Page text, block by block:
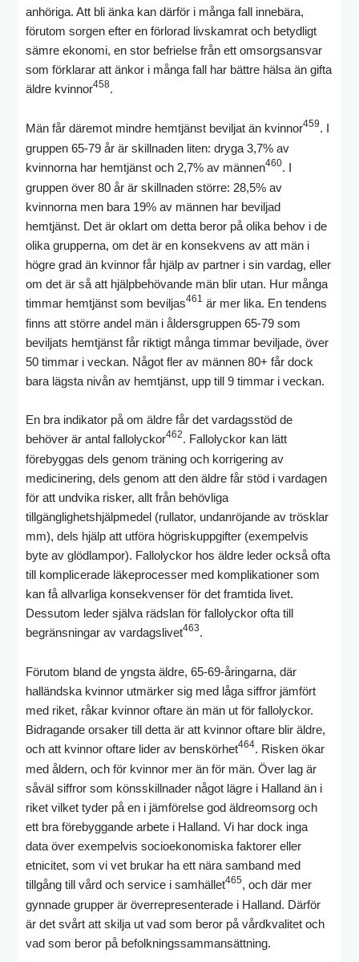
anhöriga. Att bli änka kan därför i många fall innebära,
förutom sorgen efter en förlorad livskamrat och betydligt
sämre ekonomi, en stor befrielse från ett omsorgsansvar
som förklarar att änkor i många fall har bättre hälsa än gifta
äldre kvinnor458.
Män får däremot mindre hemtjänst beviljat än kvinnor459. I
gruppen 65-79 år är skillnaden liten: dryga 3,7% av
kvinnorna har hemtjänst och 2,7% av männen460. I
gruppen över 80 år är skillnaden större: 28,5% av
kvinnorna men bara 19% av männen har beviljad
hemtjänst. Det är oklart om detta beror på olika behov i de
olika grupperna, om det är en konsekvens av att män i
högre grad än kvinnor får hjälp av partner i sin vardag, eller
om det är så att hjälpbehövande män blir utan. Hur många
timmar hemtjänst som beviljas461 är mer lika. En tendens
finns att större andel män i åldersgruppen 65-79 som
beviljats hemtjänst får riktigt många timmar beviljade, över
50 timmar i veckan. Något fler av männen 80+ får dock
bara lägsta nivån av hemtjänst, upp till 9 timmar i veckan.
En bra indikator på om äldre får det vardagsstöd de
behöver är antal fallolyckor462. Fallolyckor kan lätt
förebyggas dels genom träning och korrigering av
medicinering, dels genom att den äldre får stöd i vardagen
för att undvika risker, allt från behövliga
tillgänglighetshjälpmedel (rullator, undanröjande av trösklar
mm), dels hjälp att utföra högriskuppgifter (exempelvis
byte av glödlampor). Fallolyckor hos äldre leder också ofta
till komplicerade läkeprocesser med komplikationer som
kan få allvarliga konsekvenser för det framtida livet.
Dessutom leder själva rädslan för fallolyckor ofta till
begränsningar av vardagslivet463.
Förutom bland de yngsta äldre, 65-69-åringarna, där
halländska kvinnor utmärker sig med låga siffror jämfört
med riket, råkar kvinnor oftare än män ut för fallolyckor.
Bidragande orsaker till detta är att kvinnor oftare blir äldre,
och att kvinnor oftare lider av benskörhet464. Risken ökar
med åldern, och för kvinnor mer än för män. Över lag är
såväl siffror som könsskillnader något lägre i Halland än i
riket vilket tyder på en i jämförelse god äldreomsorg och
ett bra förebyggande arbete i Halland. Vi har dock inga
data över exempelvis socioekonomiska faktorer eller
etnicitet, som vi vet brukar ha ett nära samband med
tillgång till vård och service i samhället465, och där mer
gynnade grupper är överrepresenterade i Halland. Därför
är det svårt att skilja ut vad som beror på vårdkvalitet och
vad som beror på befolkningssammansättning.